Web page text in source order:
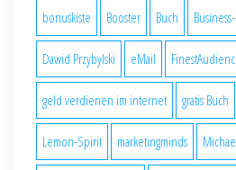
bonuskiste Booster Buch
Dawid Przybylski eMail
geld verdienen im internet gratis Buch
Lemon-Spirit marketingminds